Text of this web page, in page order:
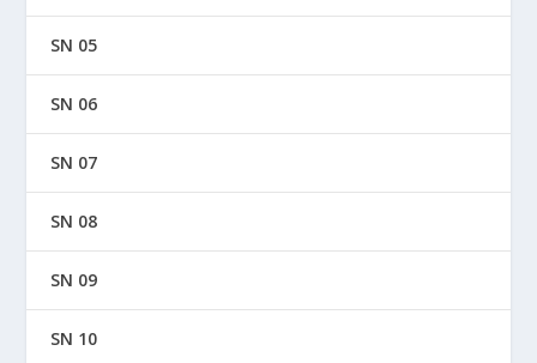
SN 05
SN 06
SN 07
SN 08
SN 09
SN 10